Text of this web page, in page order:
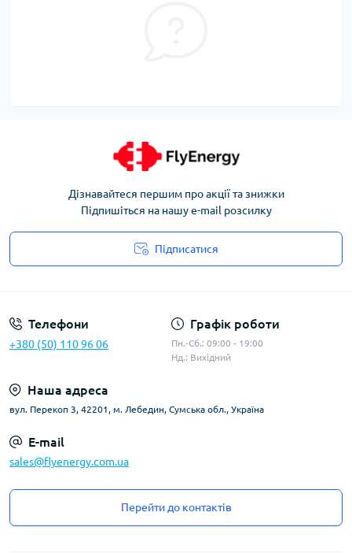
Дізнавайтеся першим про акції та знижки
Підпишіться на нашу e-mail розсилку
Підписатися
Телефони
+380 (50) 110 96 06
Графік роботи
Пн.-Сб.: 09:00 - 19:00
Нд.: Вихідний
Наша адреса
вул. Перекоп 3, 42201, м. Лебедин, Сумська обл., Україна
E-mail
sales@flyenergy.com.ua
Перейти до контактів